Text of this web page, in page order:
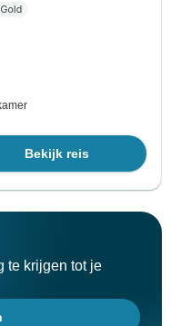
Bekijk reis
te krijgen tot je